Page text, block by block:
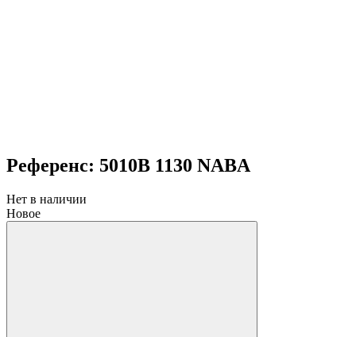
Референс: 5010B 1130 NABA
Нет в наличии
Новое